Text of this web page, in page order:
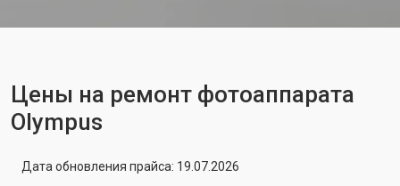
Цены на ремонт фотоаппарата
Olympus
Дата обновления прайса: 19.07.2026